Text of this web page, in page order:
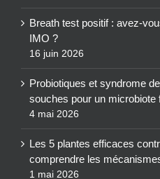
Breath test positif : avez-
IMO ?
16 juin 2026
Probiotiques et syndrome
souches pour un microbiote
4 mai 2026
Les 5 plantes efficaces
comprendre les
1 mai 2026